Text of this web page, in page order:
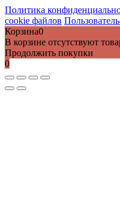
Политика
cookie файлов
Корзина0
В корзине отсутствуют
Продолжить покупки
0